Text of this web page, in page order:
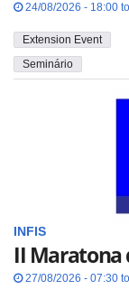
24/08/2026 - 18:00
Extension Event
Seminário
INFIS
II Maratona
27/08/2026 - 07:30